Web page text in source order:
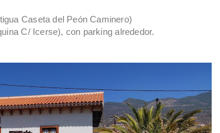
Caseta del Peón Caminero)
C/ Icerse), con parking alrededor.